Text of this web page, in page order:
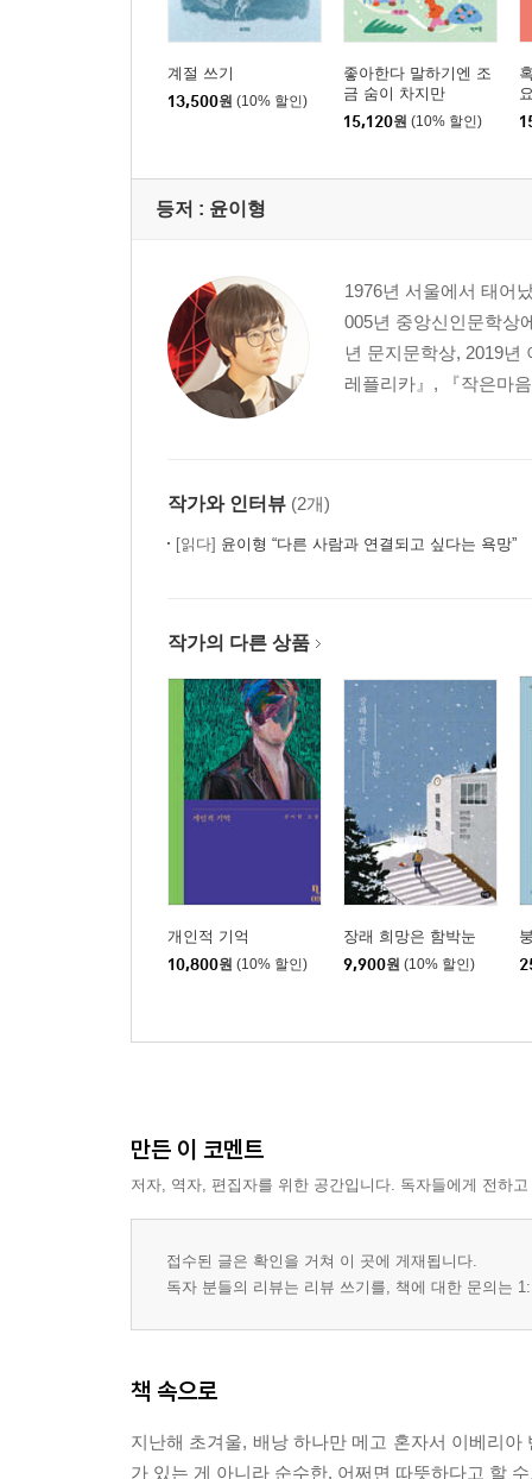
계절 쓰기
13,500원 (10% 할인)
좋아한다 말하기엔 조
금 숨이 차지만
15,120원 (10% 할인)
등저 : 윤이형
1976년 서울에서 태어
005년 중앙신인문학상
년 문지문학상, 2019년
레플리카』, 『작은마
작가와 인터뷰 (2개)
[읽다] 윤이형 “다른 사람과 연결되고 싶다는 욕망”
작가의 다른 상품
개인적 기억
10,800원 (10% 할인)
장래 희망은 함박눈
9,900원 (10% 할인)
만든 이 코멘트
저자, 역자, 편집자를 위한 공간입니다. 독자들에게 전하
접수된 글은 확인을 거쳐 이 곳에 게재됩니다.
독자 분들의 리뷰는 리뷰 쓰기를, 책에 대한 문의는
책 속으로
지난해 초겨울, 배낭 하나만 메고 혼자서 이베리
가 있는 게 아니라 순수한, 어쩌면 따뜻하다고 할